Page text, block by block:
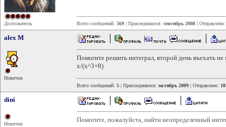
Долгожитель Всего сообщений: 569 | Присоединился: сентябрь 2008 |
alex M
Новичок
Помогите решить интеграл, второй день въехать не
x/(x^3+8)
Всего сообщений: 5 | Присоединился: октябрь 2009 | Отправлено:
dini
Новичок
Помогите, пожалуйста, найти неопределенный